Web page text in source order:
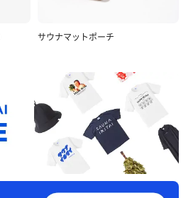
サウナマットポーチ